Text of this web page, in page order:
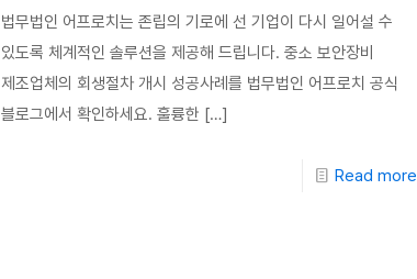
법무법인 어프로치는 존립의 기로에 선 기업이 다시 일어설 수
있도록 체계적인 솔루션을 제공해 드립니다. 중소 보안장비
제조업체의 회생절차 개시 성공사례를 법무법인 어프로치 공식
블로그에서 확인하세요. 훌륭한 […]
Read more